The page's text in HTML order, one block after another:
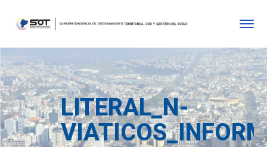
LITERAL_N-